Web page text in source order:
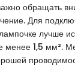
обращать
Для
лучше
менее 1,5 мм².